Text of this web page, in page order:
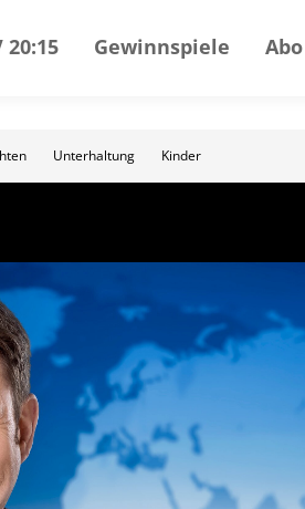
20:15 Gewinnspiele Abo
Unterhaltung Kinder